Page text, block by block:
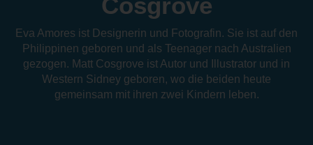
Eva Amores ist Designerin und Fotografin. Sie ist auf den
Philippinen geboren und als Teenager nach Australien
gezogen. Matt Cosgrove ist Autor und Illustrator und in
Western Sidney geboren, wo die beiden heute
gemeinsam mit ihren zwei Kindern leben.